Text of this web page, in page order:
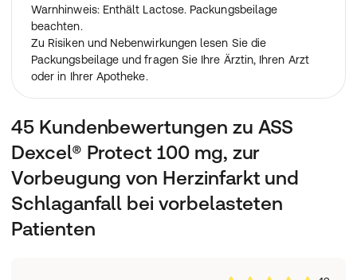
Warnhinweis: Enthält Lactose. Packungsbeilage
beachten.
Zu Risiken und Nebenwirkungen lesen Sie die
Packungsbeilage und fragen Sie Ihre Ärztin, Ihren Arzt
oder in Ihrer Apotheke.
45 Kundenbewertungen zu ASS
Dexcel® Protect 100 mg, zur
Vorbeugung von Herzinfarkt und
Schlaganfall bei vorbelasteten
Patienten